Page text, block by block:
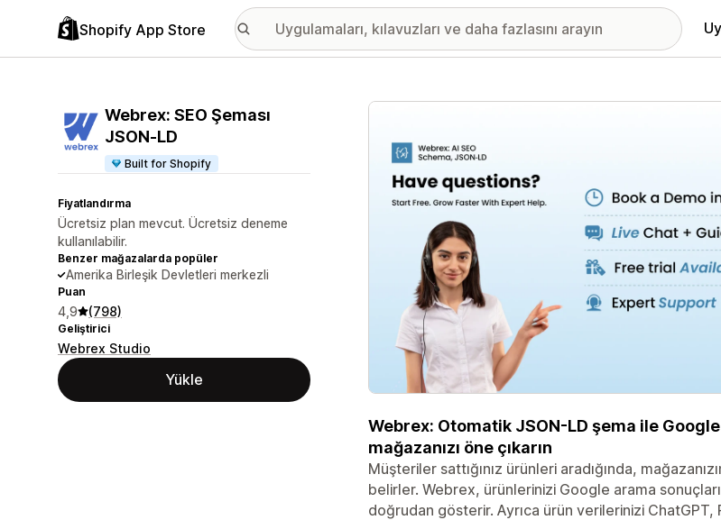
Shopify App Store
Webrex: SEO Şeması
JSON‑LD
Built for Shopify
Fiyatlandırma
Ücretsiz plan mevcut. Ücretsiz deneme
kullanılabilir.
Benzer mağazalarda popüler
Amerika Birleşik Devletleri merkezli
Puan
4,9 (798)
Geliştirici
Webrex Studio
Yükle
Öne çıkan görsel galerisi
Webrex: Otomatik JSON-LD şema ile
mağazanızı öne çıkarın
Müşteriler sattığınız ürünleri aradığında,
belirler. Webrex, ürünlerinizi Google arama
doğrudan gösterir. Ayrıca ürün verilerinizi